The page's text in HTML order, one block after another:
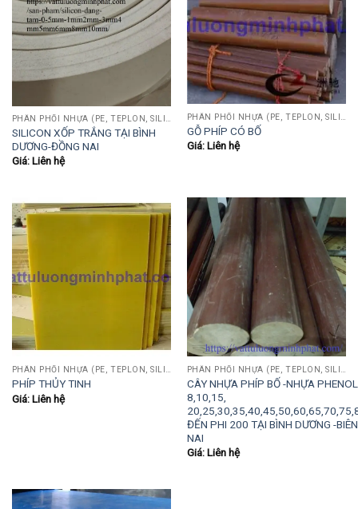
PHÂN PHỐI NHỰA (PE, TEPLON, SILICON, PHÍP CÁCH ĐIỆN, POM...)
SILICON XỐP TRẮNG TẠI BÌNH
DƯƠNG-ĐỒNG NAI
Giá: Liên hệ
GỖ PHÍP CÓ BỐ
Giá: Liên hệ
PHÍP THỦY TINH
Giá: Liên hệ
CÂY NHỰA PHÍP BỐ -NHỰA
8,10,15,
ĐẾN PHI 200 TẠI BÌNH DƯƠNG -
NAI
Giá: Liên hệ